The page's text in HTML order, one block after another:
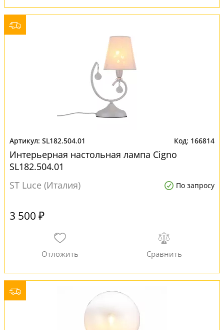
SL182.504.01 166814
Интерьерная настольная лампа Cigno
SL182.504.01
ST Luce (Италия)
По запросу
3 500 ₽